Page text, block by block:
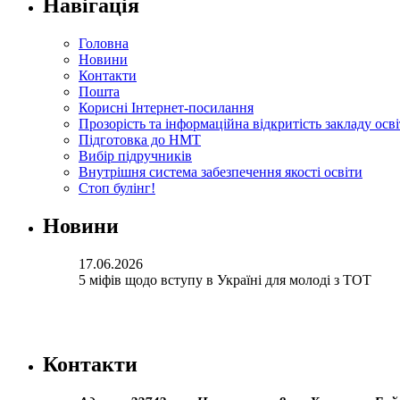
Навігація
Головна
Новини
Контакти
Пошта
Корисні Інтернет-посилання
Прозорість та інформаційна відкритість закладу
Підготовка до НМТ
Вибір підручників
Внутрішня система забезпечення якості освіти
Стоп булінг!
Новини
17.06.2026
5 міфів щодо вступу в Україні для молоді з ТОТ
Контакти